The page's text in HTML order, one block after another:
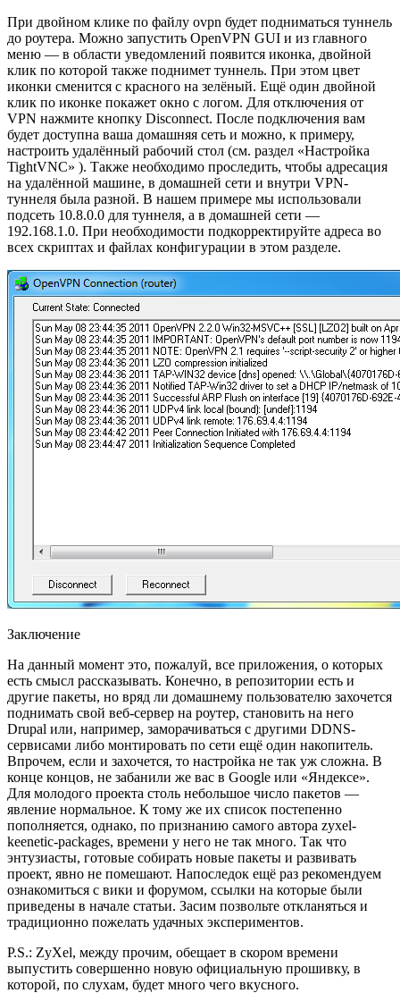
При двойном клике по файлу ovpn будет подниматься туннель
до роутера. Можно запустить OpenVPN GUI и из главного
меню — в области уведомлений появится иконка, двойной
клик по которой также поднимет туннель. При этом цвет
иконки сменится с красного на зелёный. Ещё один двойной
клик по иконке покажет окно с логом. Для отключения от
VPN нажмите кнопку Disconnect. После подключения вам
будет доступна ваша домашняя сеть и можно, к примеру,
настроить удалённый рабочий стол (см. раздел «Настройка
TightVNC» ). Также необходимо проследить, чтобы адресация
на удалённой машине, в домашней сети и внутри VPN-
туннеля была разной. В нашем примере мы использовали
подсеть 10.8.0.0 для туннеля, а в домашней сети —
192.168.1.0. При необходимости подкорректируйте адреса во
всех скриптах и файлах конфигурации в этом разделе.
Заключение
На данный момент это, пожалуй, все приложения, о которых
есть смысл рассказывать. Конечно, в репозитории есть и
другие пакеты, но вряд ли домашнему пользователю захочется
поднимать свой веб-сервер на роутер, становить на него
Drupal или, например, заморачиваться с другими DDNS-
сервисами либо монтировать по сети ещё один накопитель.
Впрочем, если и захочется, то настройка не так уж сложна. В
конце концов, не забанили же вас в Google или «Яндексе».
Для молодого проекта столь небольшое число пакетов —
явление нормальное. К тому же их список постепенно
пополняется, однако, по признанию самого автора zyxel-
keenetic-packages, времени у него не так много. Так что
энтузиасты, готовые собирать новые пакеты и развивать
проект, явно не помешают. Напоследок ещё раз рекомендуем
ознакомиться с вики и форумом, ссылки на которые были
приведены в начале статьи. Засим позвольте откланяться и
традиционно пожелать удачных экспериментов.
P.S.: ZyXel, между прочим, обещает в скором времени
выпустить совершенно новую официальную прошивку, в
которой, по слухам, будет много чего вкусного.